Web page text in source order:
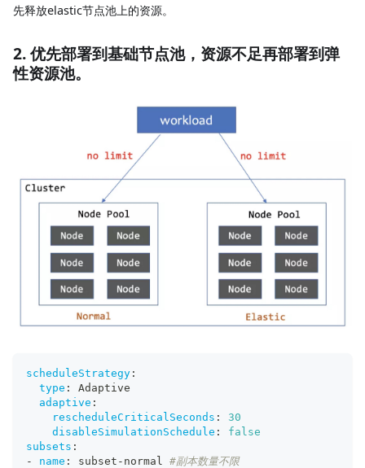
先释放elastic节点池上的资源。
2. 优先部署到基础节点池，资源不足再部署到弹
性资源池。
scheduleStrategy :
type :
Adaptive
adaptive :
rescheduleCriticalSeconds :
30
disableSimulationSchedule :
false
subsets :
-
name : subset - normal #副本数量不限